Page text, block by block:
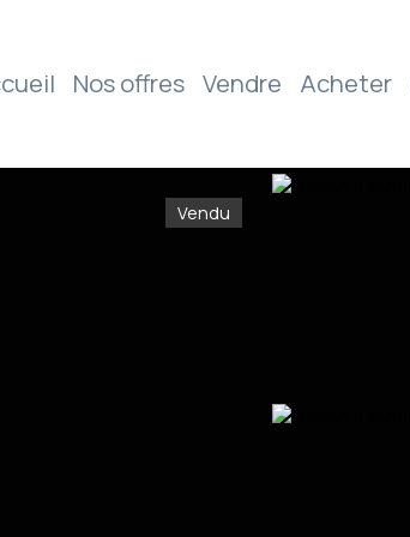
Nos offres Vendre Acheter
Vendu